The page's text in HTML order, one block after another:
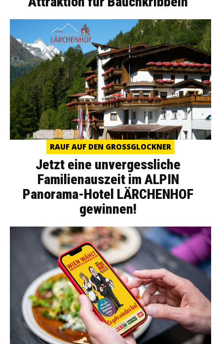
RAUF AUF DEN GROSSGLOCKNER
Jetzt eine unvergessliche
Familienauszeit im ALPIN
Panorama-Hotel LÄRCHENHOF
gewinnen!